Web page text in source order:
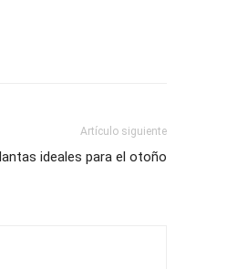
Artículo siguiente
ideales para el otoño